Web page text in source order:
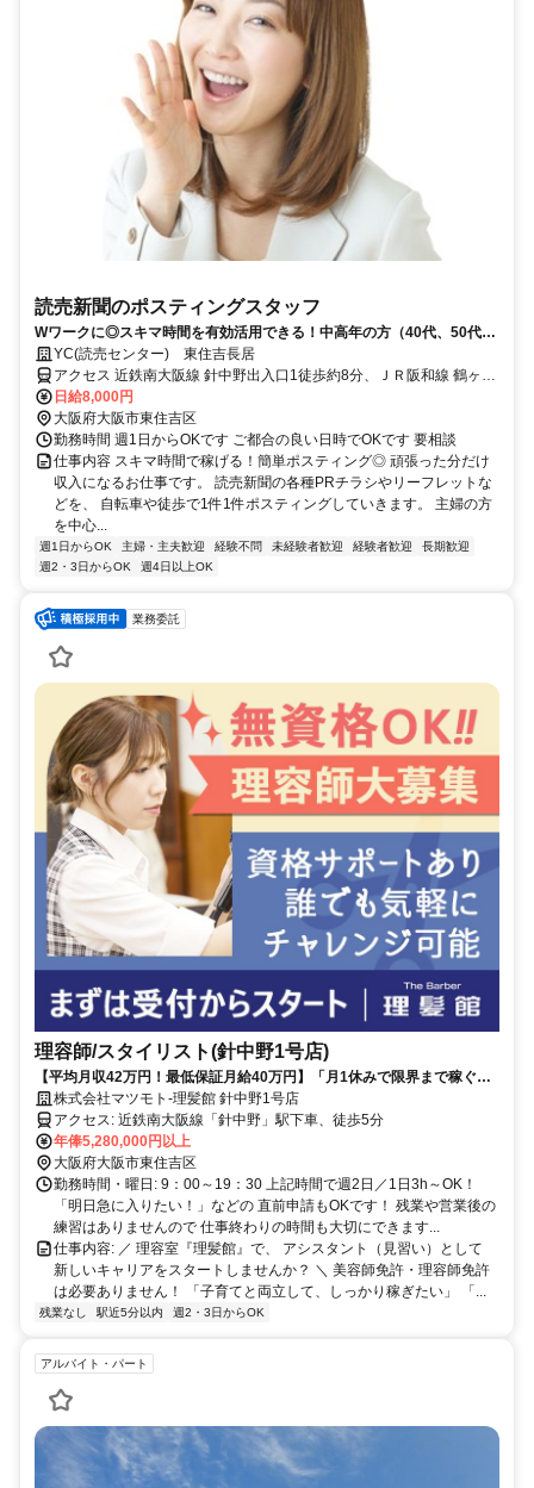
読売新聞のポスティングスタッフ
Wワークに◎スキマ時間を有効活用できる！中高年の方（40代、50代、
60代）も活躍中！
YC(読売センター) 東住吉長居
アクセス 近鉄南大阪線 針中野出入口1徒歩約8分、ＪＲ阪和線 鶴ヶ丘
徒歩約11分、OsakaMetro谷町線 駒川中野2番口(ICカード専用)徒歩約
14分
日給8,000円
大阪府大阪市東住吉区
勤務時間 週1日からOKです ご都合の良い日時でOKです 要相談
仕事内容 スキマ時間で稼げる！簡単ポスティング◎ 頑張った分だけ
収入になるお仕事です。 読売新聞の各種PRチラシやリーフレットな
どを、 自転車や徒歩で1件1件ポスティングしていきます。 主婦の方
を中心...
週1日からOK 主婦・主夫歓迎 経験不問 未経験者歓迎 経験者歓迎
長期歓迎
週2・3日からOK
週4日以上OK
業務委託
理容師/スタイリスト(針中野1号店)
【平均月収42万円！最低保証月給40万円】「月1休みで限界まで稼ぐ」
も「長期休暇」も自由自在♪ 希望通りの働き方が叶います！
株式会社マツモト-理髪館 針中野1号店
アクセス: 近鉄南大阪線「針中野」駅下車、徒歩5分
年俸5,280,000円以上
大阪府大阪市東住吉区
勤務時間・曜日: 9：00～19：30 上記時間で週2日／1日3h～OK！
「明日急に入りたい！」などの 直前申請もOKです！ 残業や営業後の
練習はありませんので 仕事終わりの時間も大切にできます...
仕事内容: ／ 理容室『理髪館』で、 アシスタント（見習い）として
新しいキャリアをスタートしませんか？ ＼ 美容師免許・理容師免許
は必要ありません！ 「子育てと両立して、しっかり稼ぎたい」 「...
残業なし 駅近5分以内 週2・3日からOK
アルバイト・パート